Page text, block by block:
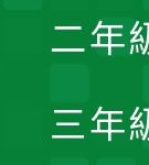
二年
三年